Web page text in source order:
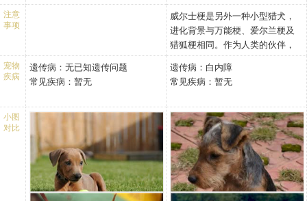
体重：
44.1磅（14.0-20.0公斤）
头部：
脑勺，在前面和外观上看，
非常明显，就像一个钝形的
楔。头的整个长度，从鼻子
尖到后脑勺，约为马肩隆到
尾根处的长度的一半，因此
在比例上约为1:2。平，从后
脑勺到止部都没有皱纹。止
磅（36.0-39.0公斤）
雌性威尔士梗体重79.4-86.0
磅（36.0-39.0公斤）
头部：
头部：整个头部呈矩形。
眼睛：小、深褐色、杏仁
彼此间的位置分的比较开。
眼睛的尺寸、形状、颜色和
位置使其看起来坚定、自信
而且警惕，属于典型的威尔
士梗的表情。
耳朵：呈V字形，小，但不能
太薄。折痕正好与头顶齐
病。它思维敏捷，机警，对陌生
的吠叫。它不能无原因的显示出
敌意或无缘由的攻击。注意，要
惕，高度聪明和活泼的性格。对
于其它犬表现出来的好斗性不应
看作敌意。
且喜欢被取悦。在比赛中，过度
的攻击性和胆怯都属于缺陷。
注意
事项
威尔士梗是另外一种小型猎犬，
进化背景与万能梗、爱尔兰梗及
猎狐梗相同。作为人类的伙伴，
它有着猎犬的精神，却从不和人
相争。威尔士梗非常英俊，毛颜
色非常丰富，黝黑的外表，独特
征，使其受到众人的赞赏。
宠物
疾病
遗传病：无已知遗传问题
常见疾病：暂无
遗传病： 白内障
常见疾病：暂无
小图
对比